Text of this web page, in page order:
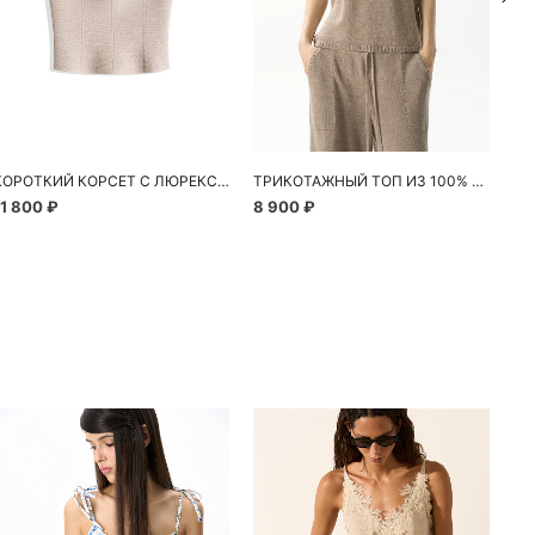
КОРОТКИЙ КОРСЕТ С ЛЮРЕКСОМ
800 ₽
ТРИКОТАЖНЫЙ ТОП ИЗ 100% ЛЬНА
8 900 ₽